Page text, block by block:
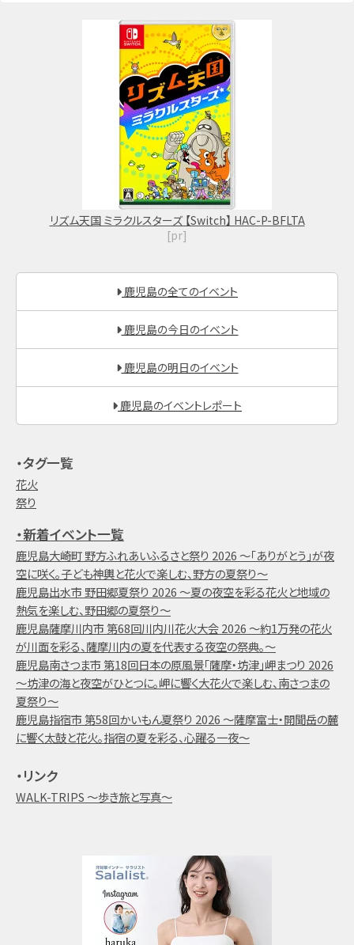
リズム天国 ミラクルスターズ 【Switch】 HAC-P-BFLTA
[pr]
鹿児島の全てのイベント
鹿児島の今日のイベント
鹿児島の明日のイベント
鹿児島のイベントレポート
・タグ一覧
花火
祭り
・新着イベント一覧
鹿児島大崎町 野方ふれあいふるさと祭り 2026 ～「ありがとう」が夜
空に咲く。子ども神輿と花火で楽しむ、野方の夏祭り～
鹿児島出水市 野田郷夏祭り 2026 ～夏の夜空を彩る花火と地域の
熱気を楽しむ、野田郷の夏祭り～
鹿児島薩摩川内市 第68回川内川花火大会 2026 ～約1万発の花火
が川面を彩る、薩摩川内の夏を代表する夜空の祭典。～
鹿児島南さつま市 第18回日本の原風景「薩摩・坊津」岬まつり 2026
～坊津の海と夜空がひとつに。岬に響く大花火で楽しむ、南さつまの
夏祭り～
鹿児島指宿市 第58回かいもん夏祭り 2026 ～薩摩富士・開聞岳の麓
に響く太鼓と花火。指宿の夏を彩る、心躍る一夜～
・リンク
WALK-TRIPS ～歩き旅と写真～